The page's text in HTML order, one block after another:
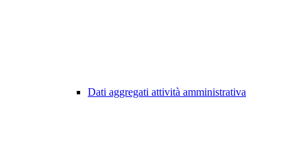
Dati aggregati attività amministrativa